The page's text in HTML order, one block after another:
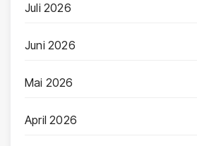
Juli 2026
Juni 2026
Mai 2026
April 2026